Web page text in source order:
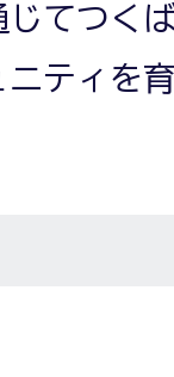
てつく
ティを